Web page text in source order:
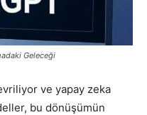
Geleceği
ve yapay zeka
bu dönüşümün